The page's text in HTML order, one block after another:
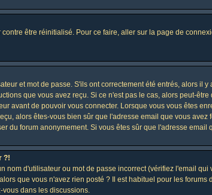
être réinitialisé. Pour ce faire, aller sur la page de
et mot de passe. S'ils ont correctement été entrés, alors il
que vous avez reçu. Si ce n'est pas le cas, alors peut-
avant de pouvoir vous connecter. Lorsque vous vous êtes
alors êtes-vous bien sûr que l'adresse email que vous
du forum anonymement. Si vous êtes sûr que l'adresse
?!
nom d'utilisateur ou mot de passe incorrect (vérifiez l'email
que vous n'avez rien posté ? Il est habituel pour les
dans les discussions.